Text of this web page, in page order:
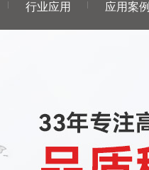
行业应用 应用案例